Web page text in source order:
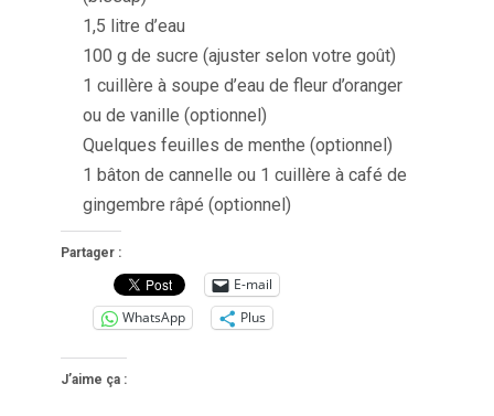
1,5 litre d’eau
100 g de sucre (ajuster selon votre goût)
1 cuillère à soupe d’eau de fleur d’oranger
ou de vanille (optionnel)
Quelques feuilles de menthe (optionnel)
1 bâton de cannelle ou 1 cuillère à café de
gingembre râpé (optionnel)
Partager :
E-mail
WhatsApp
Plus
J’aime ça :